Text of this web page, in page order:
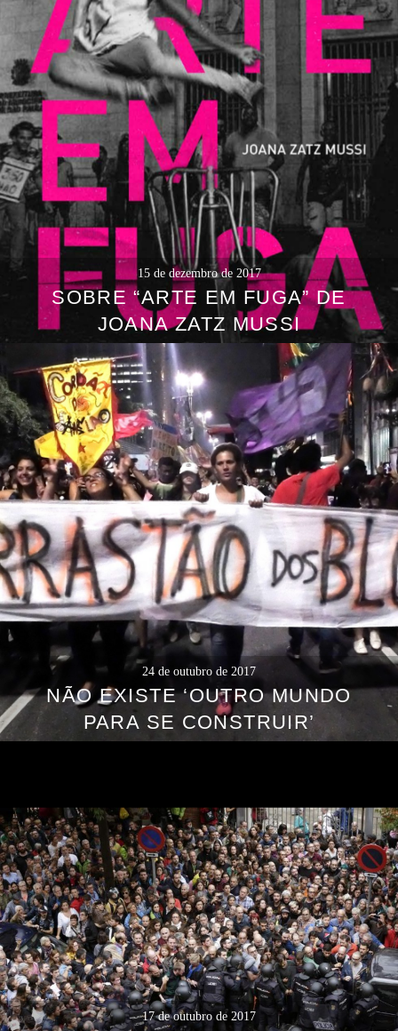
15 de dezembro de 2017
SOBRE “ARTE EM FUGA” DE
JOANA ZATZ MUSSI
24 de outubro de 2017
NÃO EXISTE ‘OUTRO MUNDO
PARA SE CONSTRUIR’
17 de outubro de 2017